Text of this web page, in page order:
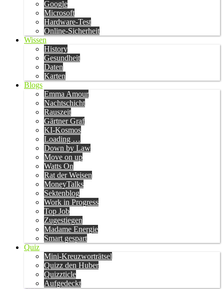
Google
Microsoft
Hardware-Test
Online-Sicherheit
Wissen
History
Gesundheit
Daten
Karten
Blogs
Emma Amour
Nachtschicht
Rauszeit
Gärtner Graf
KI-Kosmos
Loading …
Down by Law
Move on up
Watts On
Rat der Weisen
MoneyTalks
Sektenblog
Work in Progress
Top Job
Zugestiegen
Madame Energie
Smart gespart
Quiz
Mini-Kreuzworträtsel
Quizz den Huber
Quizzticle
Aufgedeckt